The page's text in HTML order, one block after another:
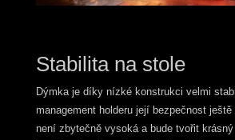
Stabilita na stole
Dýmka je díky nízké konstrukci velmi
management holderu její bezpečnost
není zbytečně vysoká a bude tvořit